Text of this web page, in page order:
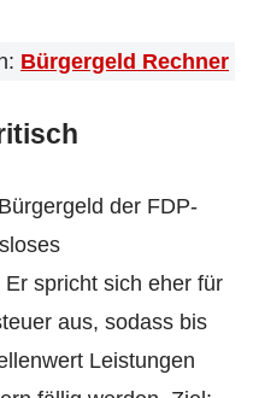
Bürgergeld Rechner
der FDP-
spricht sich eher für
aus, sodass bis
Leistungen